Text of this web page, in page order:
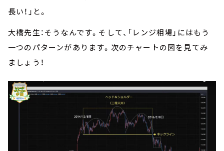
長い！」と。
大橋先生：そうなんです。そして、「レンジ相場」にはもう
一つのパターンがあります。次のチャートの図を見てみ
ましょう！